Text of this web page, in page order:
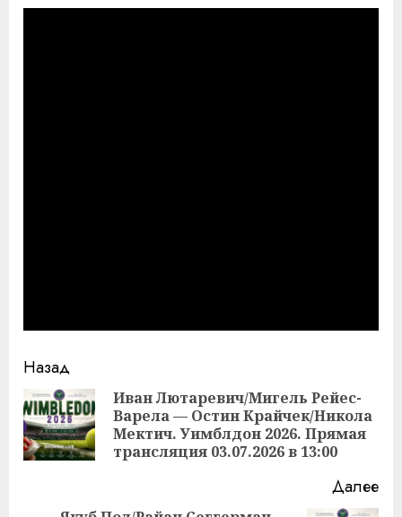
Продолжить
чтение
Назад
Иван Лютаревич/Мигель Рейес-
Варела — Остин Крайчек/Никола
Мектич. Уимблдон 2026. Прямая
трансляция 03.07.2026 в 13:00
Далее